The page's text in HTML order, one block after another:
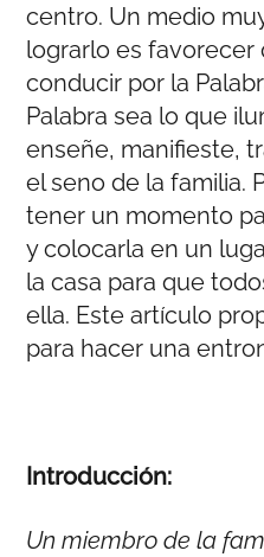
centro. Un medio
lograrlo es favorecer
conducir por la
Palabra sea lo que
enseñe, manifieste,
el seno de la familia.
tener un momento
y colocarla en un
la casa para que
ella. Este artículo
para hacer una
Introducción:
Un miembro de la